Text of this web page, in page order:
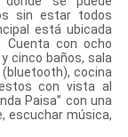
sin estar todos
está ubicada
con ocho
cinco baños, sala
(bluetooth), cocina
con vista al
Paisa” con una
escuchar música,